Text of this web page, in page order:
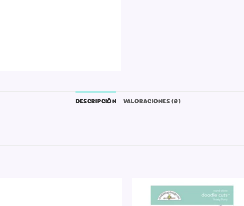
DESCRIPCIÓN VALORACIONES (0)